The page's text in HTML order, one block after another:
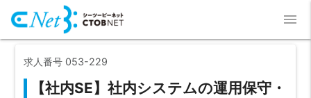
menu
求人番号 053-229
【社内SE】社内システムの運用保守・